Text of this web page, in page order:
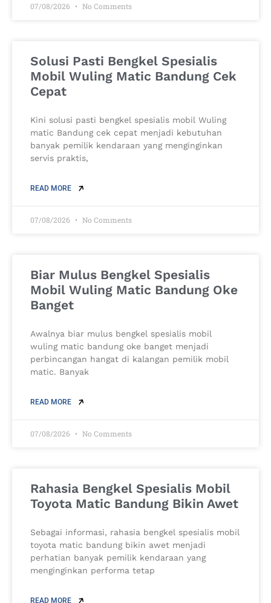
07/08/2026 No Comments
Solusi Pasti Bengkel Spesialis
Mobil Wuling Matic Bandung Cek
Cepat
Kini solusi pasti bengkel spesialis mobil Wuling
matic Bandung cek cepat menjadi kebutuhan
banyak pemilik kendaraan yang menginginkan
servis praktis,
READ MORE
07/08/2026 No Comments
Biar Mulus Bengkel Spesialis
Mobil Wuling Matic Bandung Oke
Banget
Awalnya biar mulus bengkel spesialis mobil
wuling matic bandung oke banget menjadi
perbincangan hangat di kalangan pemilik mobil
matic. Banyak
READ MORE
07/08/2026 No Comments
Rahasia Bengkel Spesialis Mobil
Toyota Matic Bandung Bikin Awet
Sebagai informasi, rahasia bengkel spesialis mobil
toyota matic bandung bikin awet menjadi
perhatian banyak pemilik kendaraan yang
menginginkan performa tetap
READ MORE